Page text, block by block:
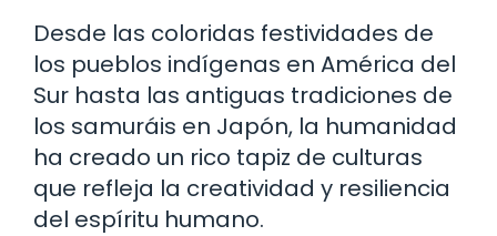
Desde las coloridas festividades de
los pueblos indígenas en América del
Sur hasta las antiguas tradiciones de
los samuráis en Japón, la humanidad
ha creado un rico tapiz de culturas
que refleja la creatividad y resiliencia
del espíritu humano.